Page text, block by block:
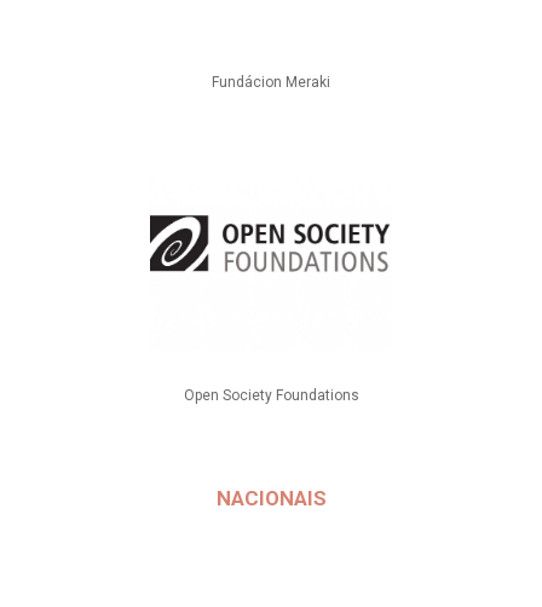
Fundácion Meraki
Open Society Foundations
NACIONAIS